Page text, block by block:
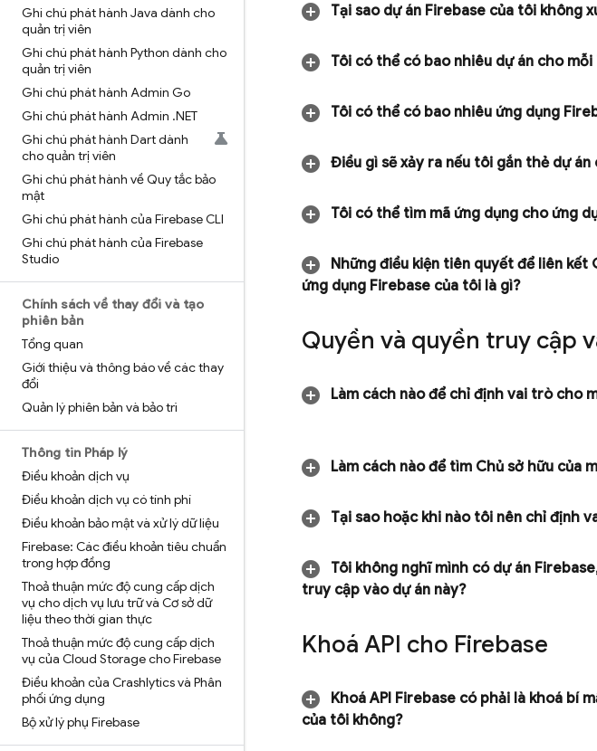
Ghi chú phát hành Java dành cho
quản trị viên
Ghi chú phát hành Python dành cho
quản trị viên
Ghi chú phát hành Admin Go
Ghi chú phát hành Admin .NET
Ghi chú phát hành Dart dành
cho quản trị viên
Ghi chú phát hành về Quy tắc bảo
mật
Ghi chú phát hành của Firebase CLI
Ghi chú phát hành của Firebase
Studio
Chính sách về thay đổi và tạo
phiên bản
Tổng quan
Giới thiệu và thông báo về các thay
đổi
Quản lý phiên bản và bảo trì
Thông tin Pháp lý
Điều khoản dịch vụ
Điều khoản dịch vụ có tính phí
Điều khoản bảo mật và xử lý dữ liệu
Firebase: Các điều khoản tiêu chuẩn
trong hợp đồng
Thoả thuận mức độ cung cấp dịch
vụ cho dịch vụ lưu trữ và Cơ sở dữ
liệu theo thời gian thực
Thoả thuận mức độ cung cấp dịch
vụ của Cloud Storage cho Firebase
Điều khoản của Crashlytics và Phân
phối ứng dụng
Bộ xử lý phụ Firebase
Tại sao dự án Firebase của tôi không
Tôi có thể có bao nhiêu dự án cho
Tôi có thể có bao nhiêu ứng dụng
Điều gì sẽ xảy ra nếu tôi gắn thẻ dự
Tôi có thể tìm mã ứng dụng cho ứng
Những điều kiện tiên quyết để liên kết
ứng dụng Firebase của tôi là gì?
Quyền và quyền truy cập
Làm cách nào để chỉ định vai trò cho
Làm cách nào để tìm Chủ sở hữu của
Tại sao hoặc khi nào tôi nên chỉ định
Tôi không nghĩ mình có dự án Firebase
truy cập vào dự án này?
Khoá API cho Firebase
Khoá API Firebase có phải là khoá bí
của tôi không?